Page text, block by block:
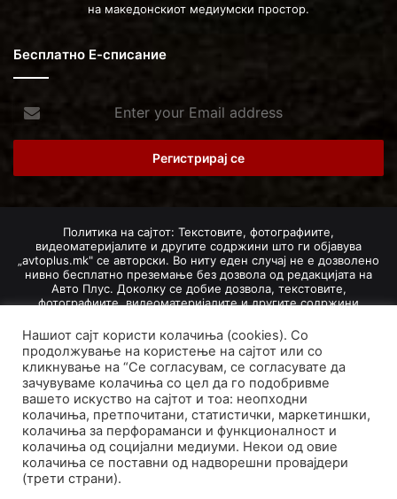
на македонскиот медиумски простор.
Бесплатно Е-списание
Enter
your
Email
Политика на сајтот: Текстовите, фотографиите,
видеоматеријалите и другите содржини што ги објавува
„avtoplus.mk" се авторски. Во ниту еден случај не е дозволено
нивно бесплатно преземање без дозвола од редакцијата на
Авто Плус. Доколку се добие дозвола, текстовите,
фотографиите, видеоматеријалите и другите содржини
изворот и авторот со вметнување на директна интернет-врска
(линк) до оригиналната содржина на „avtoplus.mk". При
добивање на одобрување од редакцијата за превземање на
текст, може да се превземе само дел од новинарско дело
насловот, придружната фотографија (односно насловната
фотографија) и воведниот дел на текстот, познат како „лид".
Преземање содржини од „avtoplus.mk" надвор од овие услови
не е дозволено и подложи на санкционирање согласно
Законот за авторски и сродни права.
Developed by PROCESS IN. Hosted byGoHost.
Нашиот сајт користи колачиња (cookies). Со
продолжување на користење на сајтот или со
кликнување на “Се согласувам, се согласувате да
зачувуваме колачиња со цел да го подобривме
вашето искуство на сајтот и тоа: неопходни
колачиња, претпочитани, статистички, маркетиншки,
колачиња за перфораманси и функционалност и
колачиња од социјални медиуми. Некои од овие
колачиња се поставни од надворешни провајдери
(трети страни).